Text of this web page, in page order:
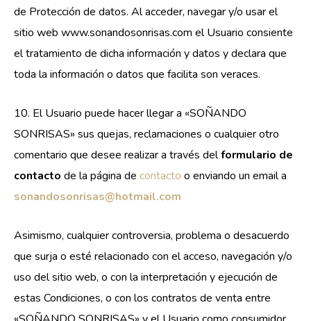
de Protección de datos. Al acceder, navegar y/o usar el
sitio web www.sonandosonrisas.com el Usuario consiente
el tratamiento de dicha información y datos y declara que
toda la información o datos que facilita son veraces.
10. El Usuario puede hacer llegar a «SOÑANDO
SONRISAS» sus quejas, reclamaciones o cualquier otro
comentario que desee realizar a través delformulario de
contacto de la página de contacto o enviando un email a
sonandosonrisas@hotmail.com
Asimismo, cualquier controversia, problema o desacuerdo
que surja o esté relacionado con el acceso, navegación y/o
uso del sitio web, o con la interpretación y ejecución de
estas Condiciones, o con los contratos de venta entre